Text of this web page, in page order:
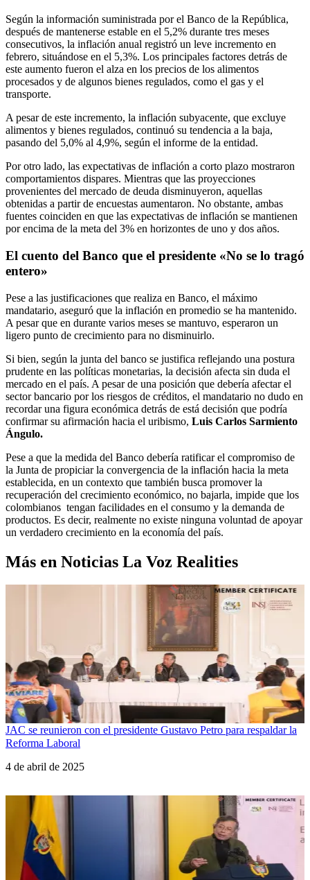
Según la información suministrada por el Banco de la República,
después de mantenerse estable en el 5,2% durante tres meses
consecutivos, la inflación anual registró un leve incremento en
febrero, situándose en el 5,3%. Los principales factores detrás de
este aumento fueron el alza en los precios de los alimentos
procesados y de algunos bienes regulados, como el gas y el
transporte.
A pesar de este incremento, la inflación subyacente, que excluye
alimentos y bienes regulados, continuó su tendencia a la baja,
pasando del 5,0% al 4,9%, según el informe de la entidad.
Por otro lado, las expectativas de inflación a corto plazo mostraron
comportamientos dispares. Mientras que las proyecciones
provenientes del mercado de deuda disminuyeron, aquellas
obtenidas a partir de encuestas aumentaron. No obstante, ambas
fuentes coinciden en que las expectativas de inflación se mantienen
por encima de la meta del 3% en horizontes de uno y dos años.
El cuento del Banco que el presidente «No se lo tragó
entero»
Pese a las justificaciones que realiza en Banco, el máximo
mandatario, aseguró que la inflación en promedio se ha mantenido.
A pesar que en durante varios meses se mantuvo, esperaron un
ligero punto de crecimiento para no disminuirlo.
Si bien, según la junta del banco se justifica reflejando una postura
prudente en las políticas monetarias, la decisión afecta sin duda el
mercado en el país. A pesar de una posición que debería afectar el
sector bancario por los riesgos de créditos, el mandatario no dudo en
recordar una figura económica detrás de está decisión que podría
confirmar su afirmación hacia el uribismo, Luis Carlos Sarmiento
Ángulo.
Pese a que la medida del Banco debería ratificar el compromiso de
la Junta de propiciar la convergencia de la inflación hacia la meta
establecida, en un contexto que también busca promover la
recuperación del crecimiento económico, no bajarla, impide que los
colombianos tengan facilidades en el consumo y la demanda de
productos. Es decir, realmente no existe ninguna voluntad de apoyar
un verdadero crecimiento en la economía del país.
Más en Noticias La Voz Realities
JAC se reunieron con el presidente Gustavo Petro para respaldar la
Reforma Laboral
Fecha
4 de abril de 2025